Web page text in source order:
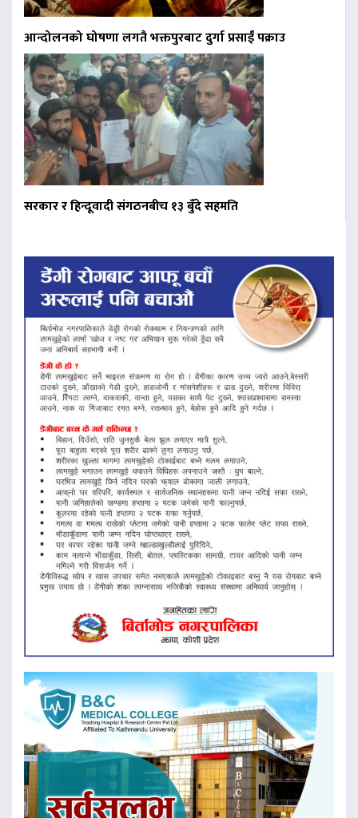
आन्दोलनको घोषणा लगतै भक्तपुरबाट दुर्गा प्रसाईं पक्राउ
सरकार र हिन्दूवादी संगठनबीच १३ बुँदे सहमति